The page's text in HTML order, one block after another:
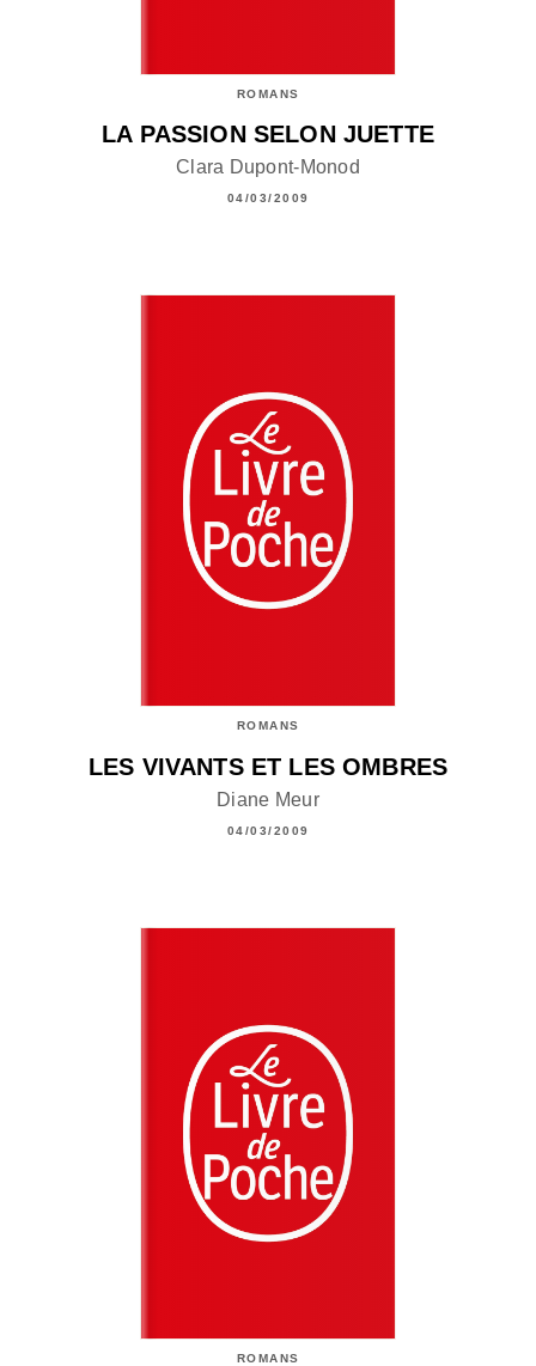
ROMANS
LA PASSION SELON JUETTE
Clara Dupont-Monod
04/03/2009
ROMANS
LES VIVANTS ET LES OMBRES
Diane Meur
04/03/2009
ROMANS